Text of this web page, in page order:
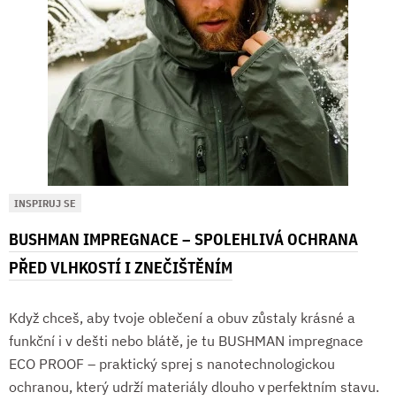
INSPIRUJ SE
BUSHMAN IMPREGNACE – SPOLEHLIVÁ OCHRANA
PŘED VLHKOSTÍ I ZNEČIŠTĚNÍM
Když chceš, aby tvoje oblečení a obuv zůstaly krásné a
funkční i v dešti nebo blátě, je tu BUSHMAN impregnace
ECO PROOF – praktický sprej s nanotechnologickou
ochranou, který udrží materiály dlouho v perfektním stavu.